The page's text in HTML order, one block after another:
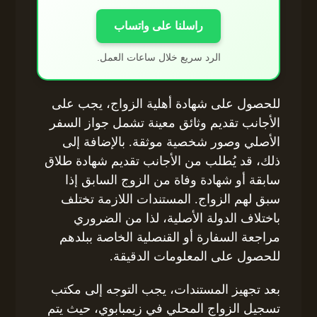
راسلنا على واتساب
الرد سريع خلال ساعات العمل.
للحصول على شهادة أهلية الزواج، يجب على
الأجانب تقديم وثائق معينة تشمل جواز السفر
الأصلي وصور شخصية موثقة. بالإضافة إلى
ذلك، قد يُطلب من الأجانب تقديم شهادة طلاق
سابقة أو شهادة وفاة من الزوج السابق إذا
سبق لهم الزواج. المستندات اللازمة تختلف
باختلاف الدولة الأصلية، لذا من الضروري
مراجعة السفارة أو القنصلية الخاصة ببلدهم
للحصول على المعلومات الدقيقة.
بعد تجهيز المستندات، يجب التوجه إلى مكتب
تسجيل الزواج المحلي في زيمبابوي، حيث يتم